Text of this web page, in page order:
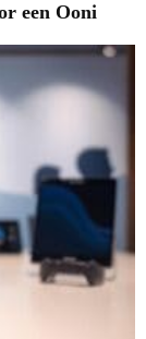
een Ooni